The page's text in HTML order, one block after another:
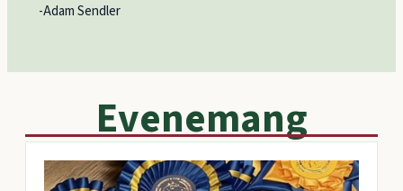
-Adam Sendler
Evenemang